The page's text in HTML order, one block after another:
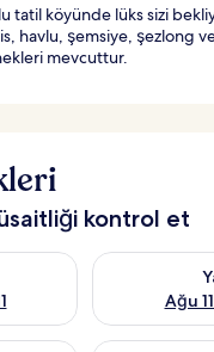
tatil köyünde lüks sizi
havlu, şemsiye, şezlong
mevcuttur.
kontrol et
et Ağu 10 - Ağu
Ağu
Yarın için